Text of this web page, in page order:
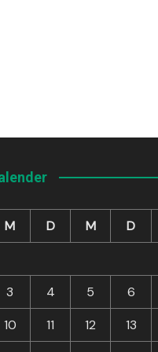
M D M D
3
4 5 6
10
11 12 13